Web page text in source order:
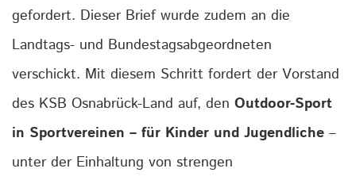
gefordert. Dieser Brief wurde zudem an die
Landtags- und Bundestagsabgeordneten
verschickt. Mit diesem Schritt fordert der Vorstand
des KSB Osnabrück-Land auf, den Outdoor-Sport
in Sportvereinen – für Kinder und Jugendliche –
unter der Einhaltung von strengen